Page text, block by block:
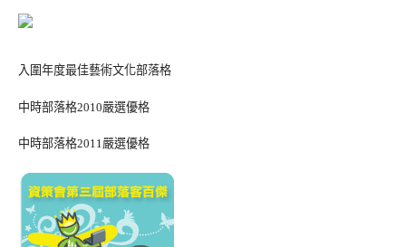
入圍年度最佳藝術文化部落格
中時部落格2010嚴選優格
中時部落格2011嚴選優格